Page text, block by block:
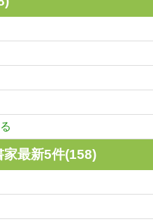
家最新5件(158)